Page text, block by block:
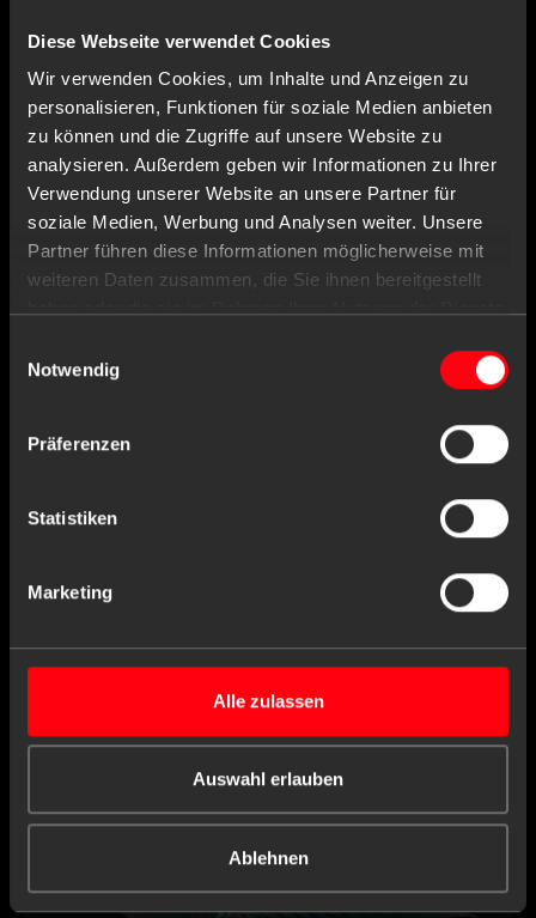
Diese Webseite verwendet Cookies
Wir verwenden Cookies, um Inhalte und Anzeigen zu
personalisieren, Funktionen für soziale Medien anbieten
zu können und die Zugriffe auf unsere Website zu
analysieren. Außerdem geben wir Informationen zu Ihrer
Verwendung unserer Website an unsere Partner für
soziale Medien, Werbung und Analysen weiter. Unsere
Partner führen diese Informationen möglicherweise mit
weiteren Daten zusammen, die Sie ihnen bereitgestellt
Notwendig
Präferenzen
Statistiken
Marketing
Alle zulassen
Auswahl erlauben
Ablehnen
Dental PS disposable toothbrush with
toothpaste, colour blue, 15 x 2,6 cm, Med-
Comfort